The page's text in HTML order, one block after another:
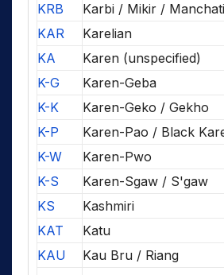
KRB
Karbi / Mikir / Manchati
KAR
Karelian
KA
Karen (unspecified)
K-G
Karen-Geba
K-K
Karen-Geko / Gekho
K-P
Karen-Pao / Black
K-W
Karen-Pwo
K-S
Karen-Sgaw / S'gaw
KS
Kashmiri
KAT
Katu
KAU
Kau Bru / Riang